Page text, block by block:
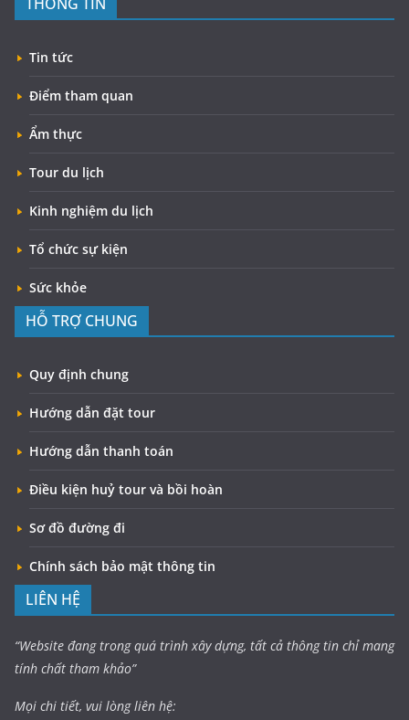
Tin tức
Điểm tham quan
Ẩm thực
Tour du lịch
Kinh nghiệm du lịch
Tổ chức sự kiện
Sức khỏe
HỖ TRỢ CHUNG
Quy định chung
Hướng dẫn đặt tour
Hướng dẫn thanh toán
Điều kiện huỷ tour và bồi hoàn
Sơ đồ đường đi
Chính sách bảo mật thông tin
LIÊN HỆ
“Website đang trong quá trình xây dựng, tất cả thông tin chỉ mang
tính chất tham khảo”
Mọi chi tiết, vui lòng liên hệ: